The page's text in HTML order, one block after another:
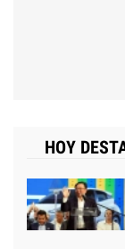
HOY